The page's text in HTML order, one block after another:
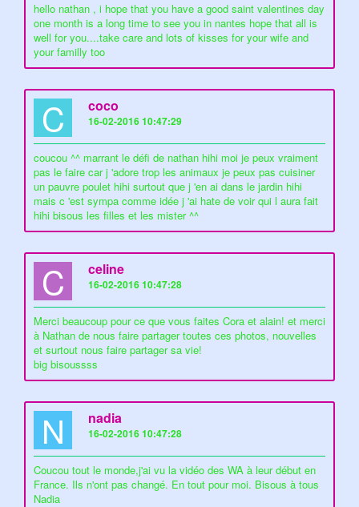
hello nathan , i hope that you have a good saint valentines day
one month is a long time to see you in nantes hope that all is
well for you....take care and lots of kisses for your wife and
your familly too
C coco
16-02-2016 10:47:29
coucou ^^ marrant le défi de nathan hihi moi je peux vraiment
pas le faire car j 'adore trop les animaux je peux pas cuisiner
un pauvre poulet hihi surtout que j 'en ai dans le jardin hihi
mais c 'est sympa comme idée j 'ai hate de voir qui l aura fait
hihi bisous les filles et les mister ^^
C celine
16-02-2016 10:47:28
Merci beaucoup pour ce que vous faites Cora et alain! et merci
à Nathan de nous faire partager toutes ces photos, nouvelles
et surtout nous faire partager sa vie!
big bisoussss
N nadia
16-02-2016 10:47:28
Coucou tout le monde,j'ai vu la vidéo des WA à leur début en
France. Ils n'ont pas changé. En tout pour moi. Bisous à tous
Nadia